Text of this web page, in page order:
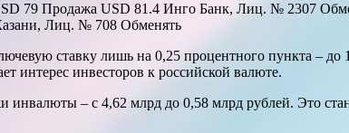
79 Продажа USD 81.4 Инго Банк, Лиц. № 2307
Лиц. № 708 Обменять
ставку лишь на 0,25 процентного пункта – до
интерес инвесторов к российской валюте.
– с 4,62 млрд до 0,58 млрд рублей. Это